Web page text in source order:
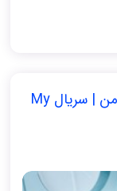
دانلود سریال کره ای بایس من رئیس من | سریال My